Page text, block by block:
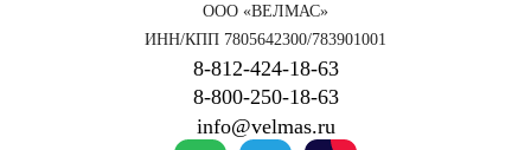
ООО «ВЕЛМАС»
ИНН/КПП 7805642300/783901001
8‑812‑424‑18‑63
8‑800‑250‑18‑63
info@velmas.ru